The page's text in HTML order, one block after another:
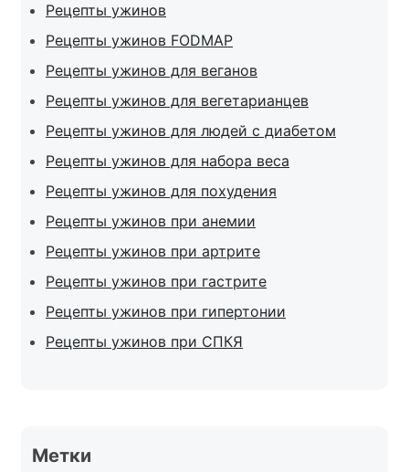
Рецепты ужинов
Рецепты ужинов FODMAP
Рецепты ужинов для веганов
Рецепты ужинов для вегетарианцев
Рецепты ужинов для людей с диабетом
Рецепты ужинов для набора веса
Рецепты ужинов для похудения
Рецепты ужинов при анемии
Рецепты ужинов при артрите
Рецепты ужинов при гастрите
Рецепты ужинов при гипертонии
Рецепты ужинов при СПКЯ
Метки